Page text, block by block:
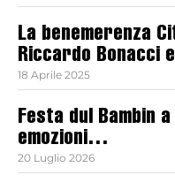
La benemerenza
Riccardo Bonacci
18 Aprile 2025
Festa dul Bambin
emozioni…
20 Luglio 2026